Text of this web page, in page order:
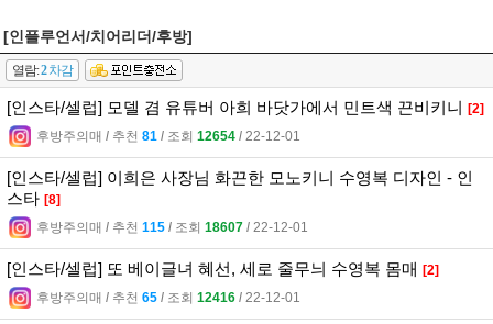
[인플루언서/치어리더/후방]
열람:2차감
[인스타/셀럽] 모델 겸 유튜버 아희 바닷가에서 민트색 끈비키니 [2]
후방주의매 l 추천 81 l 조회 12654 l 22-12-01
[인스타/셀럽] 이희은 사장님 화끈한 모노키니 수영복 디자인 - 인
스타 [8]
후방주의매 l 추천 115 l 조회 18607 l 22-12-01
[인스타/셀럽] 또 베이글녀 혜선, 세로 줄무늬 수영복 몸매 [2]
후방주의매 l 추천 65 l 조회 12416 l 22-12-01